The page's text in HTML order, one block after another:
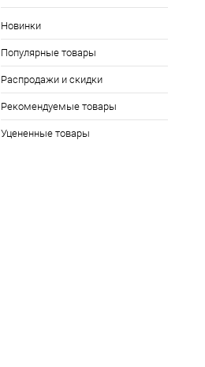
Новинки
Популярные товары
Распродажи и скидки
Рекомендуемые товары
Уцененные товары